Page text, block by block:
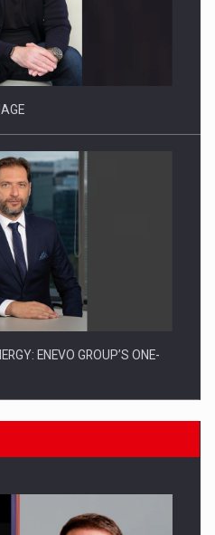
STRATEGY-Finantare
ENEVO GROUP’S ONE-